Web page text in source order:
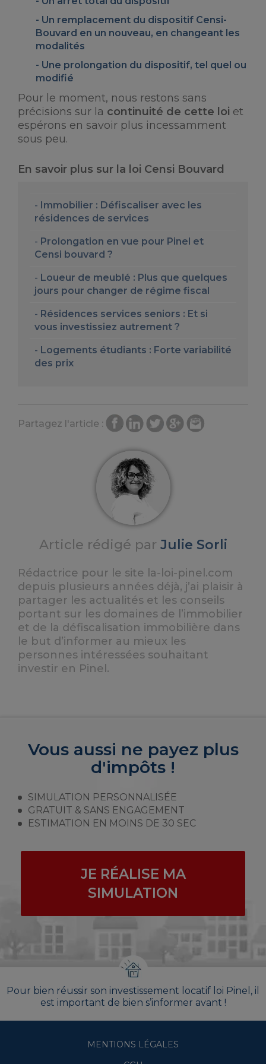
Un remplacement du dispositif Censi-
Bouvard en un nouveau, en changeant les
modalités
Une prolongation du dispositif, tel quel ou
modifié
Pour le moment, nous restons sans
précisions sur la continuité de cette loi et
espérons en savoir plus incessamment
sous peu.
En savoir plus sur la loi Censi Bouvard
Immobilier : Défiscaliser avec les
résidences de services
Prolongation en vue pour Pinel et
Censi bouvard ?
Loueur de meublé : Plus que quelques
jours pour changer de régime fiscal
Résidences services seniors : Et si
vous investissiez autrement ?
Logements étudiants : Forte variabilité
des prix
Partagez l'article :
Article rédigé par Julie Sorli
Rédactrice pour le site la-loi-pinel.com
depuis plusieurs années déjà, j’ai plaisir à
partager les actualités et les conseils
portant sur les domaines de l’immobilier
et de la défiscalisation immobilière dans
le but d’informer au mieux les
personnes intéressées souhaitant
investir en Pinel.
Vous aussi ne payez plus
d'impôts !
SIMULATION PERSONNALISÉE
GRATUIT & SANS ENGAGEMENT
ESTIMATION EN MOINS DE 30 SEC
JE RÉALISE MA
SIMULATION
Pour bien réussir son investissement locatif loi Pinel, il
est important de bien s’informer avant !
MENTIONS LÉGALES